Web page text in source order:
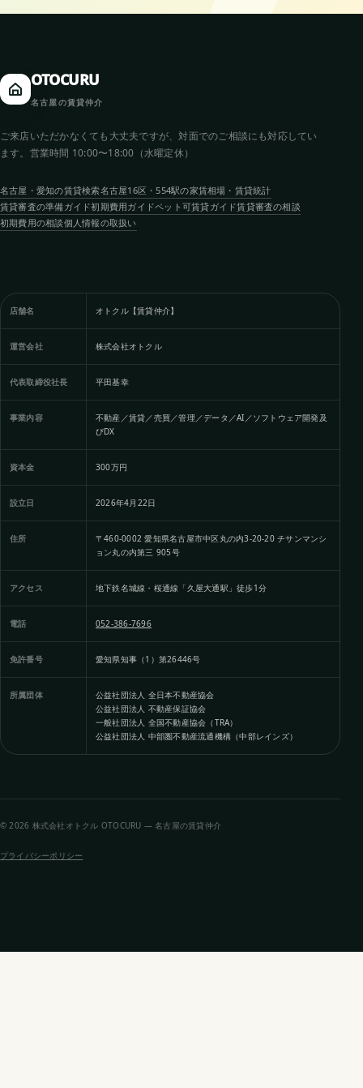
OTOCURU
名古屋の賃貸仲介
ご来店いただかなくても大丈夫ですが、対面でのご相談にも対応してい
ます。営業時間 10:00〜18:00（水曜定休）
名古屋・愛知の賃貸検索名古屋16区・554駅の家賃相場・賃貸統計
賃貸審査の準備ガイド初期費用ガイドペット可賃貸ガイド賃貸審査の相談
初期費用の相談個人情報の取扱い
店舗名 オトクル【賃貸仲介】
運営会社 株式会社オトクル
代表取締役社長 平田基幸
事業内容
不動産／賃貸／売買／管理／データ／AI／ソフトウェア開発及
びDX
資本金 300万円
設立日 2026年4月22日
住所
〒460-0002 愛知県名古屋市中区丸の内3-20-20 チサンマンシ
ョン丸の内第三 905号
アクセス 地下鉄名城線・桜通線「久屋大通駅」徒歩1分
電話 052-386-7696
免許番号 愛知県知事（1）第26446号
所属団体
公益社団法人 全日本不動産協会
公益社団法人 不動産保証協会
一般社団法人 全国不動産協会（TRA）
公益社団法人 中部圏不動産流通機構（中部レインズ）
© 2026 株式会社オトクル OTOCURU — 名古屋の賃貸仲介
プライバシーポリシー